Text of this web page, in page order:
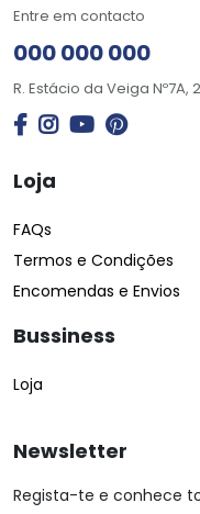
Entre em contacto
000 000 000
R. Estácio da Veiga Nº7A,
Loja
FAQs
Termos e Condições
Encomendas e Envios
Bussiness
Loja
Newsletter
Regista-te e conhece